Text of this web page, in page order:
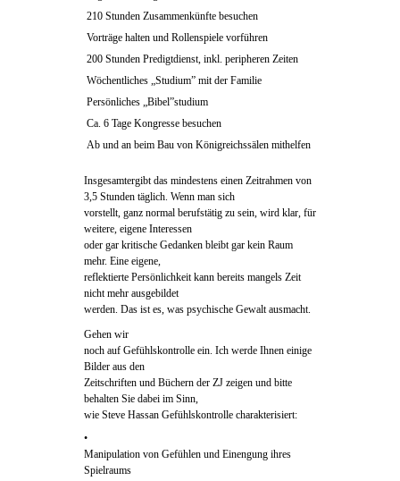
210 Stunden Zusammenkünfte besuchen
Vorträge halten und Rollenspiele vorführen
200 Stunden Predigtdienst, inkl. peripheren Zeiten
Wöchentliches „Studium” mit der Familie
Persönliches „Bibel”studium
Ca. 6 Tage Kongresse besuchen
Ab und an beim Bau von Königreichssälen mithelfen
Insgesamtergibt das mindestens einen Zeitrahmen von
3,5 Stunden täglich. Wenn man sich
vorstellt, ganz normal berufstätig zu sein, wird klar, für
weitere, eigene Interessen
oder gar kritische Gedanken bleibt gar kein Raum
mehr. Eine eigene,
reflektierte Persönlichkeit kann bereits mangels Zeit
nicht mehr ausgebildet
werden. Das ist es, was psychische Gewalt ausmacht.
Gehen wir
noch auf Gefühlskontrolle ein. Ich werde Ihnen einige
Bilder aus den
Zeitschriften und Büchern der ZJ zeigen und bitte
behalten Sie dabei im Sinn,
wie Steve Hassan Gefühlskontrolle charakterisiert:
•
Manipulation von Gefühlen und Einengung ihres
Spielraums